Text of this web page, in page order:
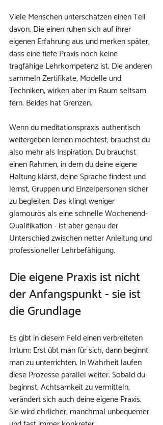
Viele Menschen unterschätzen einen Teil
davon. Die einen ruhen sich auf ihrer
eigenen Erfahrung aus und merken später,
dass eine tiefe Praxis noch keine
tragfähige Lehrkompetenz ist. Die anderen
sammeln Zertifikate, Modelle und
Techniken, wirken aber im Raum seltsam
fern. Beides hat Grenzen.
Wenn du meditationspraxis authentisch
weitergeben lernen möchtest, brauchst du
also mehr als Inspiration. Du brauchst
einen Rahmen, in dem du deine eigene
Haltung klärst, deine Sprache findest und
lernst, Gruppen und Einzelpersonen sicher
zu begleiten. Das klingt weniger
glamourös als eine schnelle Wochenend-
Qualifikation - ist aber genau der
Unterschied zwischen netter Anleitung und
professioneller Lehrbefähigung.
Die eigene Praxis ist nicht
der Anfangspunkt - sie ist
die Grundlage
Es gibt in diesem Feld einen verbreiteten
Irrtum: Erst übt man für sich, dann beginnt
man zu unterrichten. In Wahrheit laufen
diese Prozesse parallel weiter. Sobald du
beginnst, Achtsamkeit zu vermitteln,
verändert sich auch deine eigene Praxis.
Sie wird ehrlicher, manchmal unbequemer